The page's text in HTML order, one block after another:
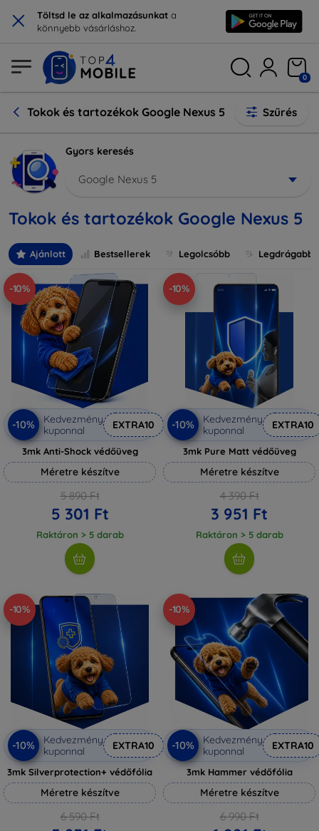
× Töltsd le az alkalmazásunkat a
könnyebb vásárláshoz.
0
Tokok és tartozékok Google Nexus 5 Szűrés
Gyors keresés
Google Nexus 5
Tokok és tartozékok Google Nexus 5
Ajánlott Bestsellerek Legolcsóbb Legdrágabb
-10%
-10%
Kedvezmény
kuponnal
EXTRA10
3mk Anti-Shock védőüveg
Méretre készítve
5 890 Ft
5 301 Ft
Raktáron > 5 darab
-10%
-10%
Kedvezmény
kuponnal
EXTRA10
3mk Pure Matt védőüveg
Méretre készítve
4 390 Ft
3 951 Ft
Raktáron > 5 darab
-10%
-10%
Kedvezmény
kuponnal
EXTRA10
3mk Silverprotection+ védőfólia
Méretre készítve
6 590 Ft
-10%
-10%
Kedvezmény
kuponnal
EXTRA10
3mk Hammer védőfólia
Méretre készítve
6 990 Ft